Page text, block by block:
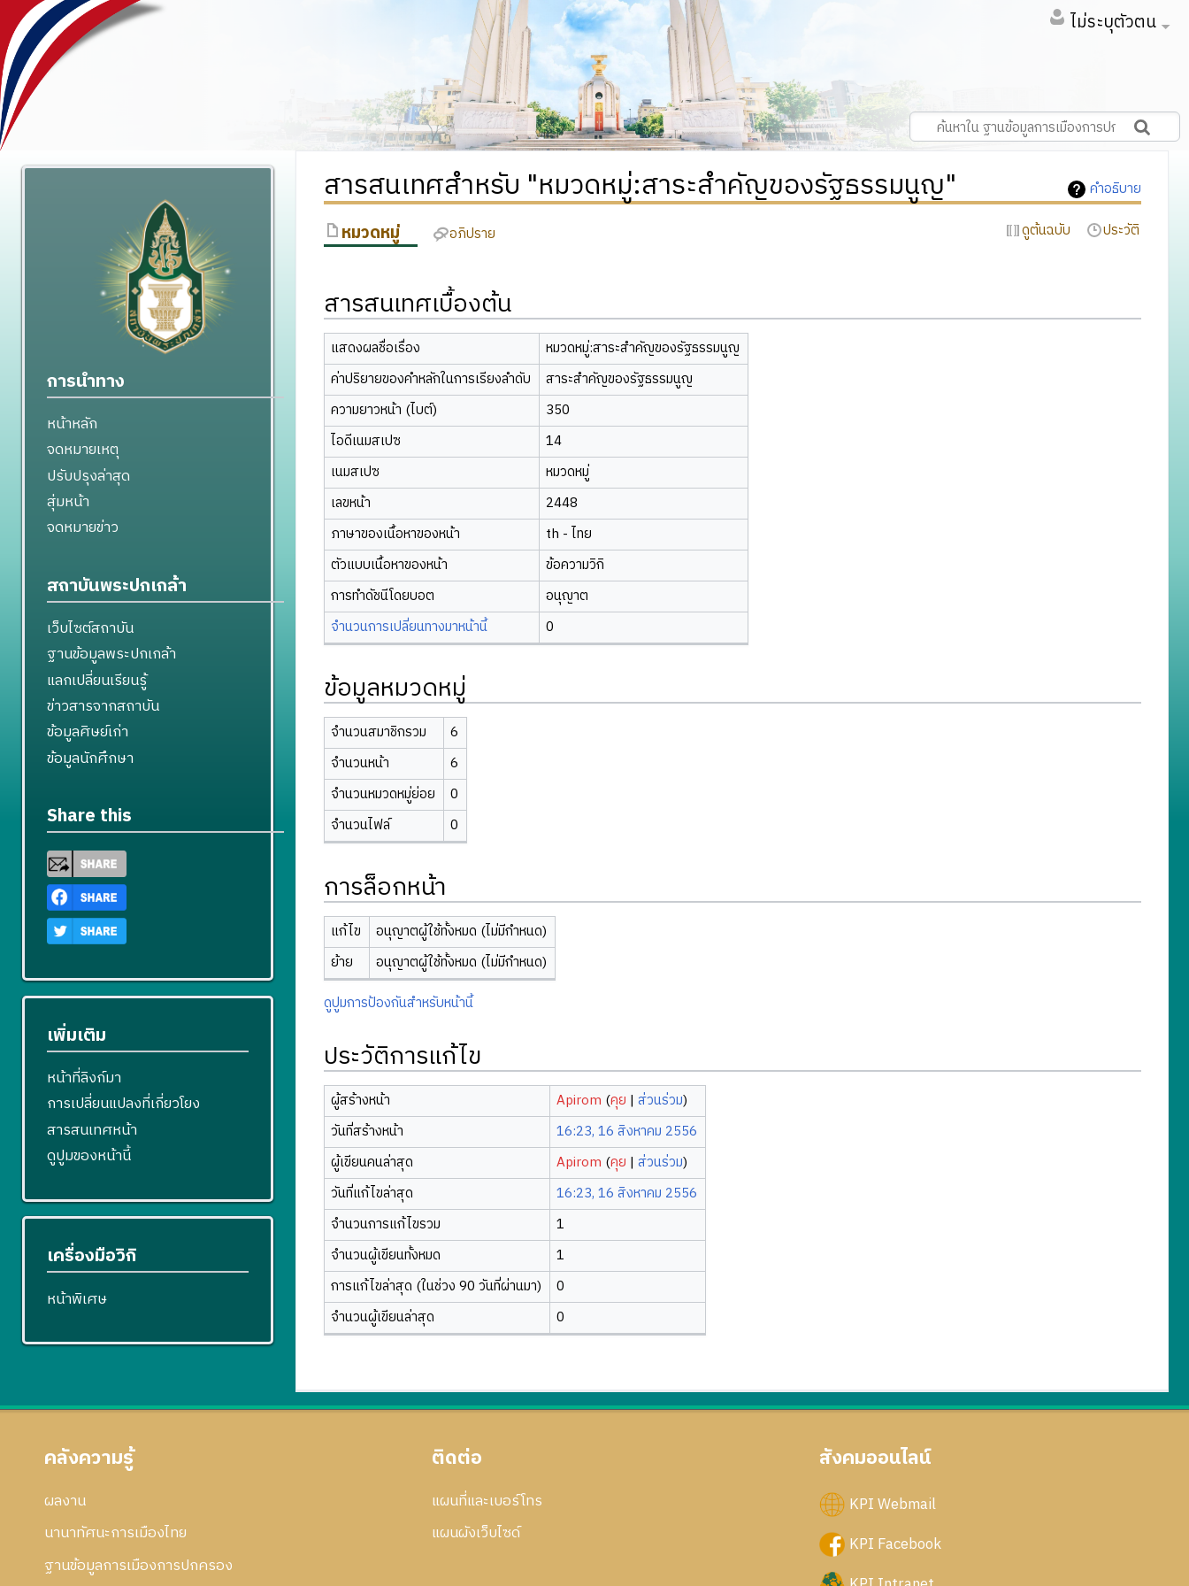
ไม่ระบุตัวตน
คำอธิบาย
สารสนเทศสำหรับ "หมวดหมู่:สาระสำคัญของรัฐธรรมนูญ"
หมวดหมู่ อภิปราย ดูต้นฉบับ ประวัติ
สารสนเทศเบื้องต้น
แสดงผลชื่อเรื่อง
หมวดหมู่:สาระสำคัญของรัฐธรรมนูญ
ค่าปริยายของคำหลักในการเรียงลำดับ
สาระสำคัญของรัฐธรรมนูญ
ความยาวหน้า (ไบต์)
350
ไอดีเนมสเปซ
14
เนมสเปซ
หมวดหมู่
เลขหน้า
2448
ภาษาของเนื้อหาของหน้า
th - ไทย
ตัวแบบเนื้อหาของหน้า
ข้อความวิกิ
การทำดัชนีโดยบอต
อนุญาต
จำนวนการเปลี่ยนทางมาหน้านี้
0
ข้อมูลหมวดหมู่
จำนวนสมาชิกรวม
6
จำนวนหน้า
6
จำนวนหมวดหมู่ย่อย
0
จำนวนไฟล์
0
การล็อกหน้า
แก้ไข
อนุญาตผู้ใช้ทั้งหมด (ไม่มีกำหนด)
ย้าย
อนุญาตผู้ใช้ทั้งหมด (ไม่มีกำหนด)
ดูปูมการป้องกันสำหรับหน้านี้
ประวัติการแก้ไข
ผู้สร้างหน้า Apirom (คุย |ส่วนร่วม)
วันที่สร้างหน้า
16:23, 16 สิงหาคม 2556
ผู้เขียนคนล่าสุด
Apirom (คุย |ส่วนร่วม)
วันที่แก้ไขล่าสุด
16:23, 16 สิงหาคม 2556
จำนวนการแก้ไขรวม
1
จำนวนผู้เขียนทั้งหมด
1
การแก้ไขล่าสุด (ในช่วง 90 วันที่ผ่านมา)
0
จำนวนผู้เขียนล่าสุด
0
การนำทาง
หน้าหลัก
จดหมายเหตุ
ปรับปรุงล่าสุด
สุ่มหน้า
จดหมายข่าว
สถาบันพระปกเกล้า
เว็บไซต์สถาบัน
ฐานข้อมูลพระปกเกล้า
แลกเปลี่ยนเรียนรู้
ข่าวสารจากสถาบัน
ข้อมูลศิษย์เก่า
ข้อมูลนักศึกษา
Share this
เพิ่มเติม
หน้าที่ลิงก์มา
การเปลี่ยนแปลงที่เกี่ยวโยง
สารสนเทศหน้า
ดูปูมของหน้านี้
เครื่องมือวิกิ
หน้าพิเศษ
คลังความรู้
ผลงาน
นานาทัศนะการเมืองไทย
ฐานข้อมูลการเมืองการปกครอง
ติดต่อ
แผนที่และเบอร์โทร
แผนผังเว็บไซด์
สังคมออนไลน์
KPI Webmail
KPI Facebook